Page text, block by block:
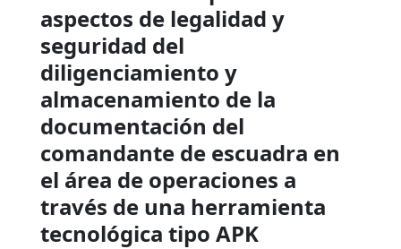
aspectos de legalidad y
seguridad del
diligenciamiento y
almacenamiento de la
documentación del
comandante de escuadra en
el área de operaciones a
través de una herramienta
tecnológica tipo APK